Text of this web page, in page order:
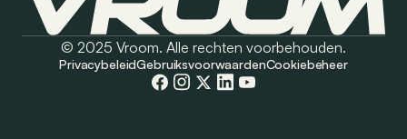
© 2025 Vroom. Alle rechten voorbehouden.
PrivacybeleidGebruiksvoorwaardenCookiebeheer